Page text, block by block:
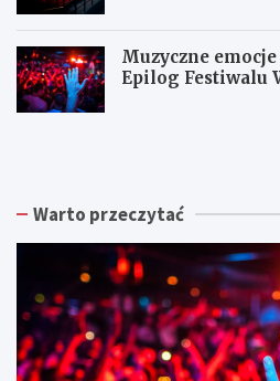
Muzyczne
Epilog Festiwalu
Z
k
p
i
s
W
z
R
a
d
W
z
N
o
w
Warto przeczytać